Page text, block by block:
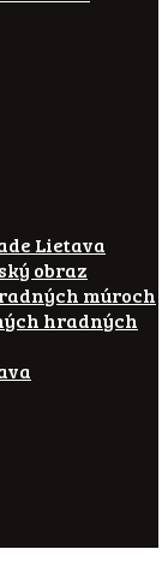
Lietava
obraz
múroch
hradných